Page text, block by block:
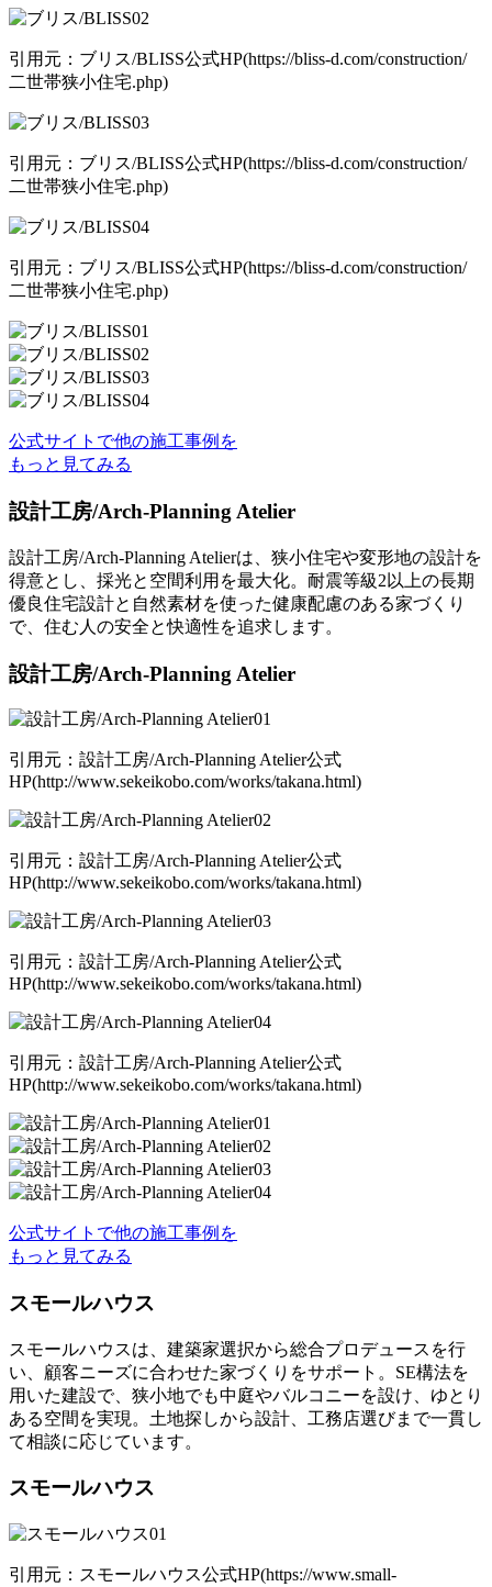
引用元：ブリス/BLISS公式HP(https://bliss-d.com/construction/
二世帯狭小住宅.php)
引用元：ブリス/BLISS公式HP(https://bliss-d.com/construction/
二世帯狭小住宅.php)
引用元：ブリス/BLISS公式HP(https://bliss-d.com/construction/
二世帯狭小住宅.php)
公式サイトで他の施工事例を
もっと見てみる
設計工房/Arch-Planning Atelier
設計工房/Arch-Planning Atelierは、狭小住宅や変形地の設計を
得意とし、採光と空間利用を最大化。耐震等級2以上の長期
優良住宅設計と自然素材を使った健康配慮のある家づくり
で、住む人の安全と快適性を追求します。
設計工房/Arch-Planning Atelier
引用元：設計工房/Arch-Planning Atelier公式
HP(http://www.sekeikobo.com/works/takana.html)
引用元：設計工房/Arch-Planning Atelier公式
HP(http://www.sekeikobo.com/works/takana.html)
引用元：設計工房/Arch-Planning Atelier公式
HP(http://www.sekeikobo.com/works/takana.html)
引用元：設計工房/Arch-Planning Atelier公式
HP(http://www.sekeikobo.com/works/takana.html)
公式サイトで他の施工事例を
もっと見てみる
スモールハウス
スモールハウスは、建築家選択から総合プロデュースを行
い、顧客ニーズに合わせた家づくりをサポート。SE構法を
用いた建設で、狭小地でも中庭やバルコニーを設け、ゆとり
ある空間を実現。土地探しから設計、工務店選びまで一貫し
て相談に応じています。
スモールハウス
引用元：スモールハウス公式HP(https://www.small-